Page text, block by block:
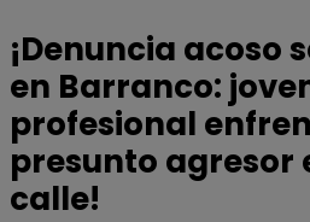
¡Denuncia acoso
en Barranco:
profesional
presunto agresor
calle!